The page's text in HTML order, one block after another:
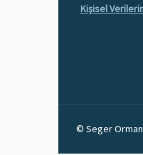
Kişisel
© Seger Orman